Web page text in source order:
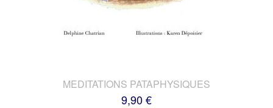
MEDITATIONS PATAPHYSIQUES
9,90 €